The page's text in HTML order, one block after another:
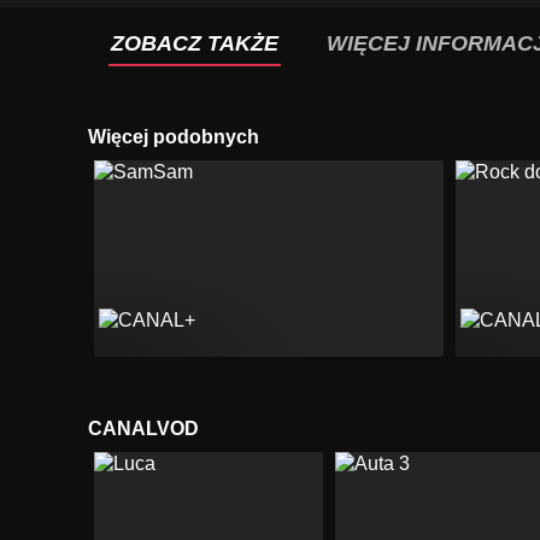
ZOBACZ TAKŻE WIĘCEJ
Więcej podobnych
CANALVOD